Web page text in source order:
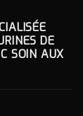
DE
SOIN AUX